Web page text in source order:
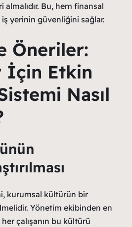
Bu, hem finansal
yerinin güvenliğini sağlar.
Öneriler:
İçin Etkin
Nasıl
kurumsal kültürün bir
Yönetim ekibinden en
çalışanın bu kültürü